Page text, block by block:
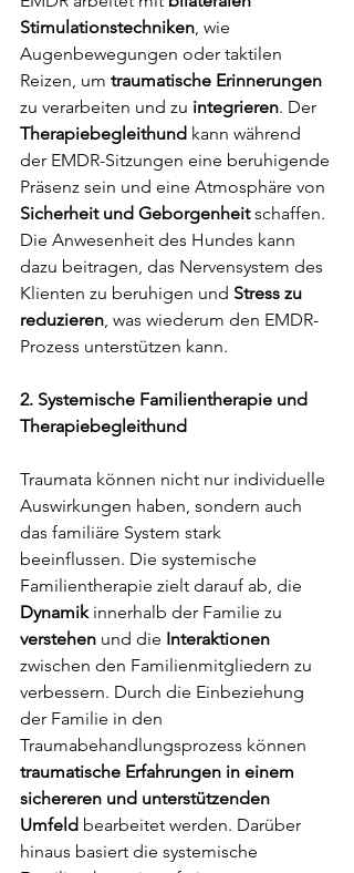
Stimulationstechniken, wie
Augenbewegungen oder taktilen
Reizen, um traumatische Erinnerungen
zu verarbeiten und zu integrieren. Der
Therapiebegleithund kann während
der EMDR-Sitzungen eine beruhigende
Präsenz sein und eine Atmosphäre von
Sicherheit und Geborgenheit schaffen.
Die Anwesenheit des Hundes kann
dazu beitragen, das Nervensystem des
Klienten zu beruhigen und Stress zu
reduzieren, was wiederum den EMDR-
Prozess unterstützen kann.
2. Systemische Familientherapie und
Therapiebegleithund
Traumata können nicht nur individuelle
Auswirkungen haben, sondern auch
das familiäre System stark
beeinflussen. Die systemische
Familientherapie zielt darauf ab, die
Dynamik innerhalb der Familie zu
verstehen und die Interaktionen
zwischen den Familienmitgliedern zu
verbessern. Durch die Einbeziehung
der Familie in den
Traumabehandlungsprozess können
traumatische Erfahrungen in einem
sichereren und unterstützenden
Umfeld bearbeitet werden. Darüber
hinaus basiert die systemische